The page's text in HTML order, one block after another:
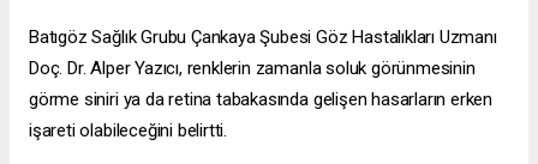
Batıgöz Sağlık Grubu Çankaya Şubesi Göz Hastalıkları Uzmanı
Doç. Dr. Alper Yazıcı, renklerin zamanla soluk görünmesinin
görme siniri ya da retina tabakasında gelişen hasarların erken
işareti olabileceğini belirtti.